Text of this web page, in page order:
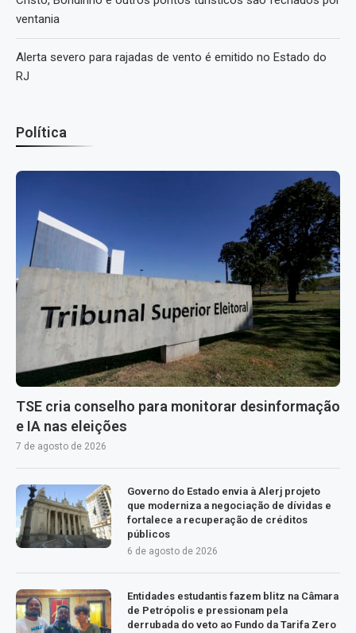
ventania
Alerta severo para rajadas de vento é emitido no Estado do
RJ
Política
TSE cria conselho para monitorar desinformação
e IA nas eleições
7 de agosto de 2026
Governo do Estado envia à Alerj projeto
que moderniza a negociação de dívidas e
fortalece a recuperação de créditos
públicos
6 de agosto de 2026
Entidades estudantis fazem blitz na Câmara
de Petrópolis e pressionam pela
derrubada do veto ao Fundo da Tarifa Zero